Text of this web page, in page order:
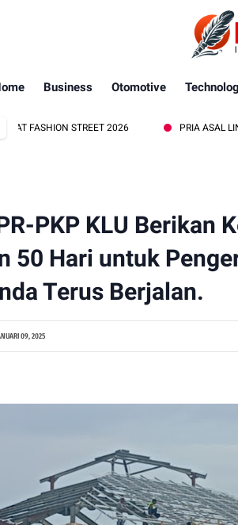
Business Otomotive
STREET 2026 PRIA ASAL LINGSAR
PKP KLU Berikan
50 Hari untuk
Terus Berjalan.
09, 2025